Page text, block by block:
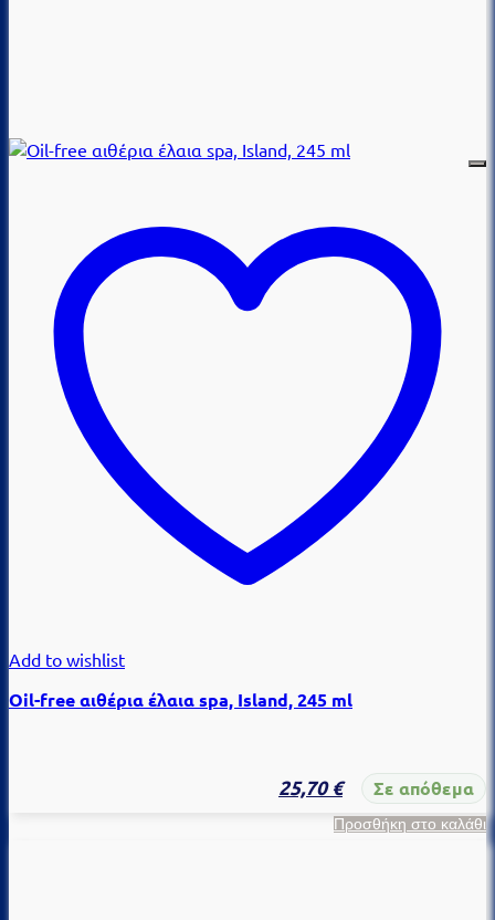
Add to wishlist
Oil-free αιθέρια έλαια spa, Island, 245 ml
25,70€ Σε απόθεμα
Προσθήκη στο καλάθι